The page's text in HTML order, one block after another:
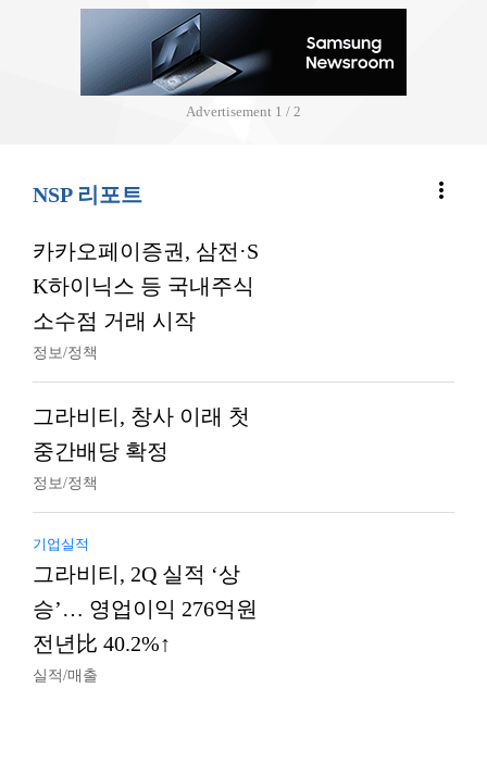
Advertisement 2 / 2
NSP 리포트 more_vert
카카오페이증권, 삼전·S
K하이닉스 등 국내주식
소수점 거래 시작
정보/정책
그라비티, 창사 이래 첫
중간배당 확정
정보/정책
기업실적
그라비티, 2Q 실적 ‘상
승’… 영업이익 276억원
전년比 40.2%↑
실적/매출